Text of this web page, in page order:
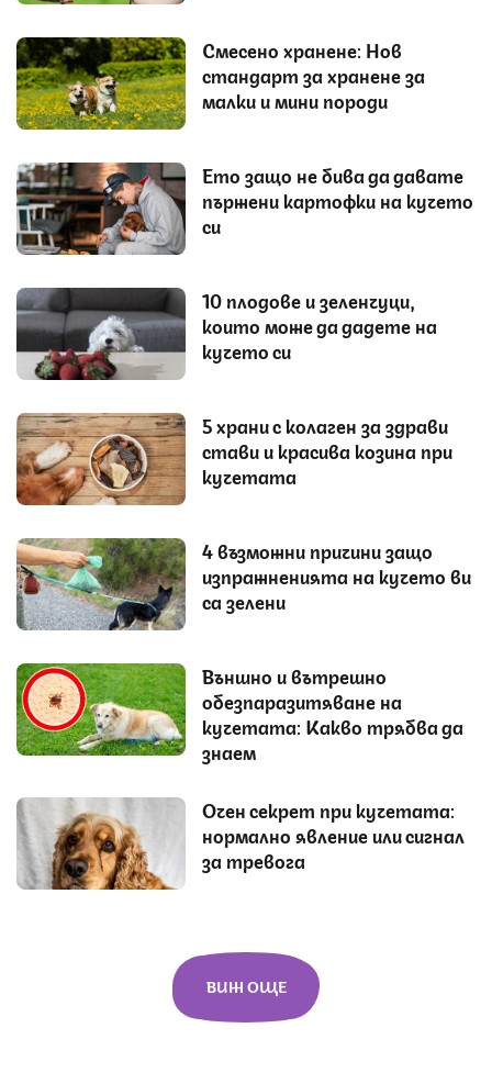
Смесено хранене: Нов
стандарт за хранене за
малки и мини породи
Ето защо не бива да давате
пържени картофки на кучето
си
10 плодове и зеленчуци,
които може да дадете на
кучето си
5 храни с колаген за здрави
стави и красива козина при
кучетата
4 възможни причини защо
изпражненията на кучето ви
са зелени
Външно и вътрешно
обезпаразитяване на
кучетата: Какво трябва да
знаем
Очен секрет при кучетата:
нормално явление или сигнал
за тревога
ВИЖ ОЩЕ